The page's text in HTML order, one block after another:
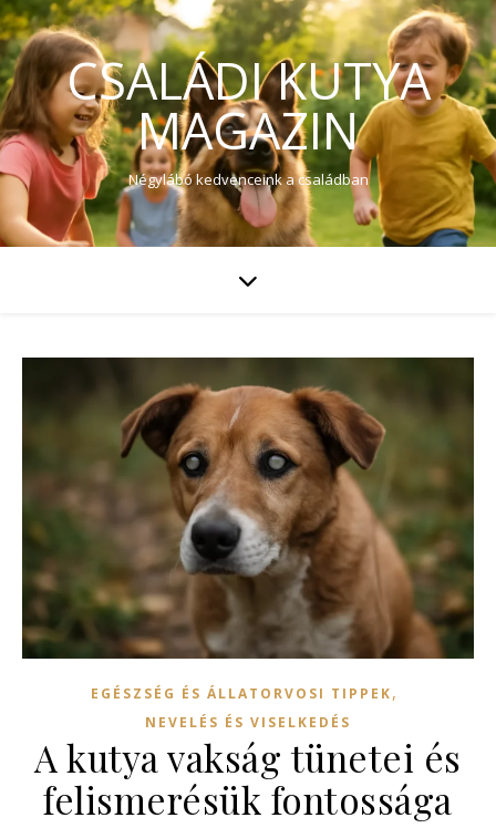
CSALÁDI KUTYA
MAGAZIN
Négylábó kedvenceink a családban
EGÉSZSÉG ÉS ÁLLATORVOSI TIPPEK,
NEVELÉS ÉS VISELKEDÉS
A kutya vakság tünetei és
felismerésük fontossága